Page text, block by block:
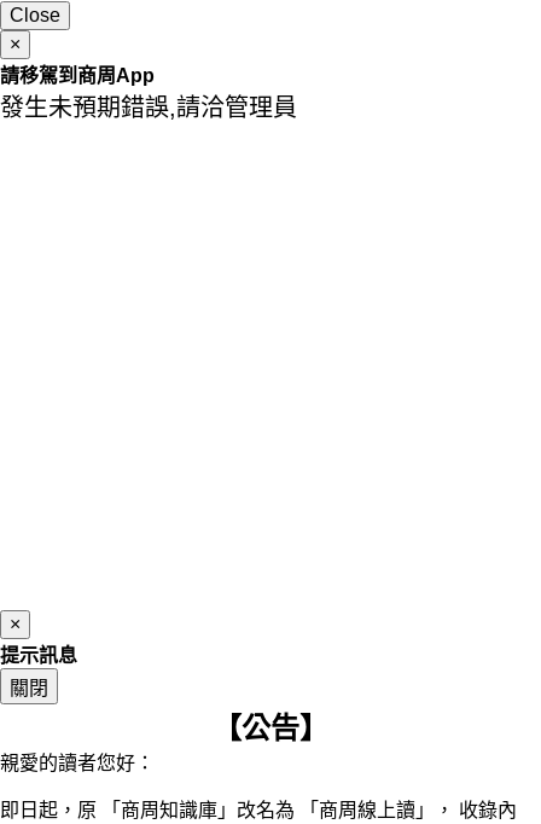
Close
×
請移駕到商周App
發生未預期錯誤,請洽管理員
×
提示訊息
關閉
【公告】
親愛的讀者您好：
即日起，原 「商周知識庫」改名為 「商周線上讀」， 收錄內